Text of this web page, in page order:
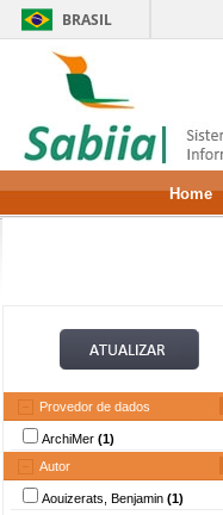
BRASIL
Home
Provedor de dados
ArchiMer (1)
Autor
Aouizerats, Benjamin (1)